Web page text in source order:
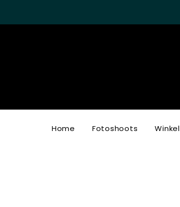
Home Fotoshoots Winkel